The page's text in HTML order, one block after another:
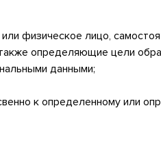
физическое лицо,
определяющие цели
данными;
к определенному или